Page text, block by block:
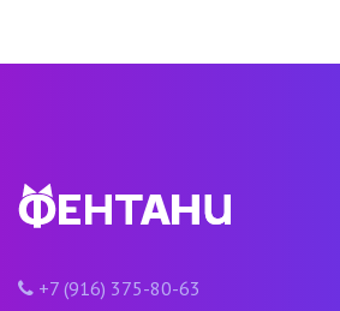
+7 (916) 375-80-63